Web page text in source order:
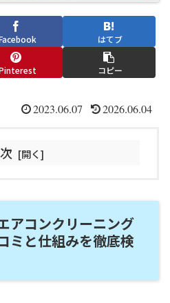
はてブ
コピー
2023.06.07 2026.06.04
アコンクリーニング
ミと仕組みを徹底検